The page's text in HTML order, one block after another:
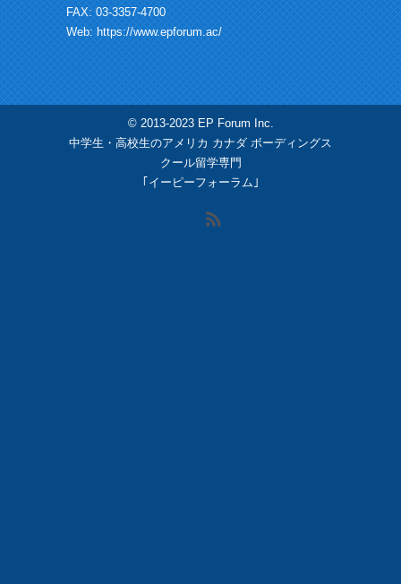
FAX: 03-3357-4700
Web: https://www.epforum.ac/
© 2013-2023 EP Forum Inc.
中学生・高校生のアメリカ カナダ ボーディングス
クール留学専門
｢イーピーフォーラム｣